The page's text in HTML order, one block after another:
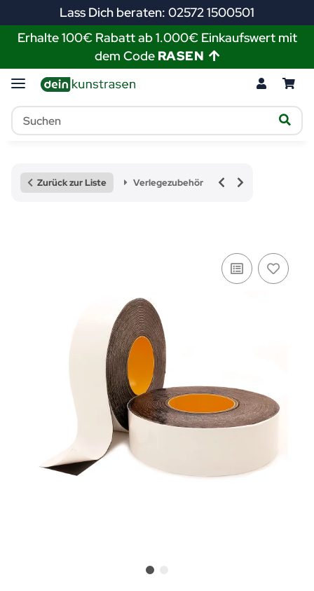
Lass Dich beraten: 02572 1500501
Erhalte 100€ Rabatt ab 1.000€ Einkaufswert mit
dem Code RASEN
Zurück zur Liste Verlegezubehör